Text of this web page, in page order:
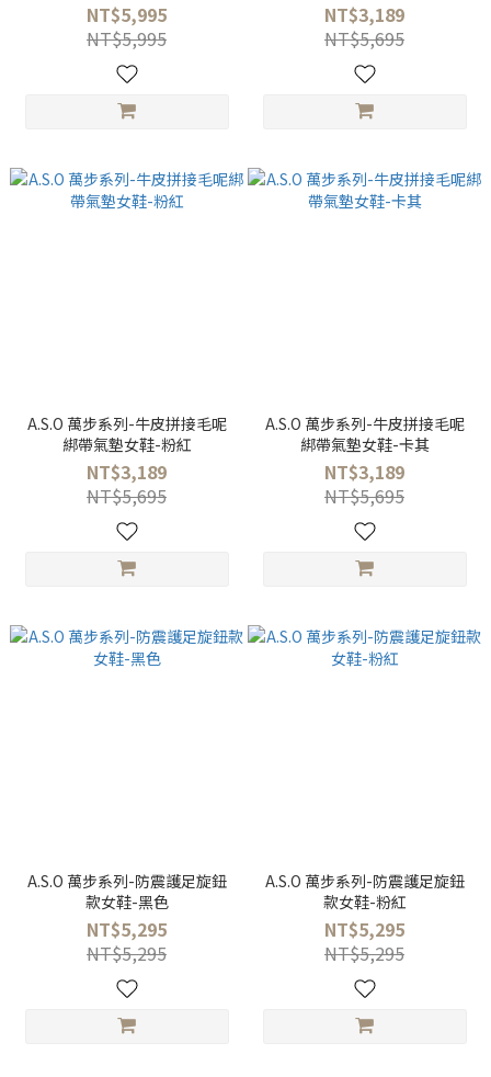
NT$5,995
NT$5,995
NT$3,189
NT$5,695
A.S.O 萬步系列-牛皮拼接毛呢
綁帶氣墊女鞋-粉紅
NT$3,189
NT$5,695
A.S.O 萬步系列-牛皮拼接毛呢
綁帶氣墊女鞋-卡其
NT$3,189
NT$5,695
A.S.O 萬步系列-防震護足旋鈕
款女鞋-黑色
NT$5,295
NT$5,295
A.S.O 萬步系列-防震護足旋鈕
款女鞋-粉紅
NT$5,295
NT$5,295